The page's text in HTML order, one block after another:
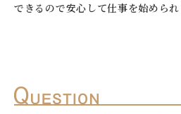
できるので安心して仕事を始められ